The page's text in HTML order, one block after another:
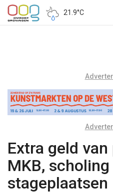
21.9°C
Extra geld
MKB, scholing
stageplaatsen